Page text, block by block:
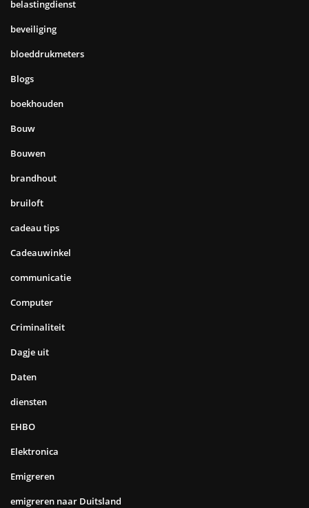
belastingdienst
beveiliging
bloeddrukmeters
Blogs
boekhouden
Bouw
Bouwen
brandhout
bruiloft
cadeau tips
Cadeauwinkel
communicatie
Computer
Criminaliteit
Dagje uit
Daten
diensten
EHBO
Elektronica
Emigreren
emigreren naar Duitsland